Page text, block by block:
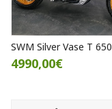
SWM Silver Vase T 650
4990,00€